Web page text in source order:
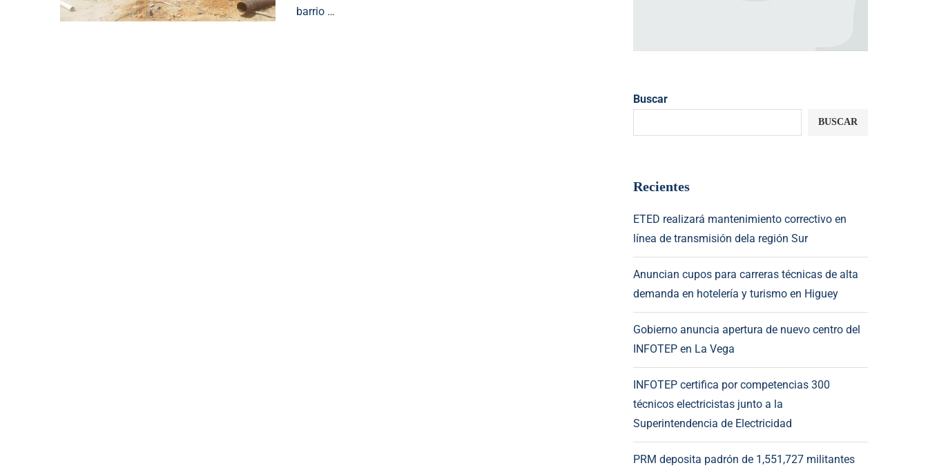
barrio …
Buscar
BUSCAR
Recientes
ETED realizará mantenimiento correctivo en
línea de transmisión dela región Sur
Anuncian cupos para carreras técnicas de alta
demanda en hotelería y turismo en Higuey
Gobierno anuncia apertura de nuevo centro del
INFOTEP en La Vega
INFOTEP certifica por competencias 300
técnicos electricistas junto a la
Superintendencia de Electricidad
PRM deposita padrón de 1,551,727 militantes